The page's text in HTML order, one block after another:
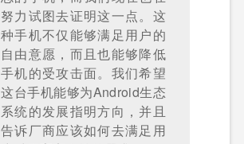
努力试图去证明这一点。这
种手机不仅能够满足用户的
自由意愿，而且也能够降低
手机的受攻击面。我们希望
这台手机能够为Android生态
系统的发展指明方向，并且
告诉厂商应该如何去满足用